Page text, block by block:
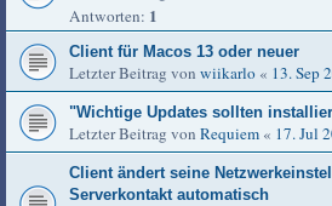
Antworten: 1
Client für Macos 13 oder neuer
Letzter Beitrag von wiikarlo « 13. Sep
"Wichtige Updates sollten
Letzter Beitrag von Requiem « 17. Jul
Client ändert seine
Serverkontakt automatisch